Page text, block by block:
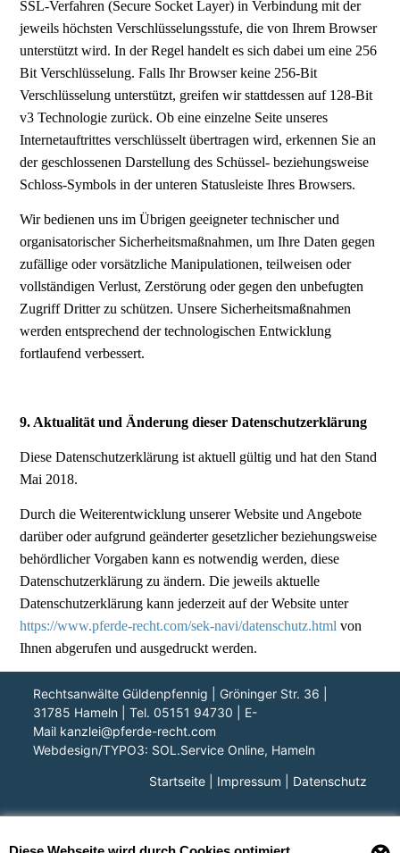
SSL-Verfahren (Secure Socket Layer) in Verbindung mit der
jeweils höchsten Verschlüsselungsstufe, die von Ihrem Browser
unterstützt wird. In der Regel handelt es sich dabei um eine 256
Bit Verschlüsselung. Falls Ihr Browser keine 256-Bit
Verschlüsselung unterstützt, greifen wir stattdessen auf 128-Bit
v3 Technologie zurück. Ob eine einzelne Seite unseres
Internetauftrittes verschlüsselt übertragen wird, erkennen Sie an
der geschlossenen Darstellung des Schüssel- beziehungsweise
Schloss-Symbols in der unteren Statusleiste Ihres Browsers.
Wir bedienen uns im Übrigen geeigneter technischer und
organisatorischer Sicherheitsmaßnahmen, um Ihre Daten gegen
zufällige oder vorsätzliche Manipulationen, teilweisen oder
vollständigen Verlust, Zerstörung oder gegen den unbefugten
Zugriff Dritter zu schützen. Unsere Sicherheitsmaßnahmen
werden entsprechend der technologischen Entwicklung
fortlaufend verbessert.
9. Aktualität und Änderung dieser Datenschutzerklärung
Diese Datenschutzerklärung ist aktuell gültig und hat den Stand
Mai 2018.
Durch die Weiterentwicklung unserer Website und Angebote
darüber oder aufgrund geänderter gesetzlicher beziehungsweise
behördlicher Vorgaben kann es notwendig werden, diese
Datenschutzerklärung zu ändern. Die jeweils aktuelle
Datenschutzerklärung kann jederzeit auf der Website unter
https://www.pferde-recht.com/sek-navi/datenschutz.html von
Ihnen abgerufen und ausgedruckt werden.
Rechtsanwälte Güldenpfennig | Gröninger Str. 36 |
31785 Hameln | Tel. 05151 94730 | E-
Mail kanzlei@pferde-recht.com
Webdesign/TYPO3: SOL.Service Online, Hameln
Startseite| Impressum Datenschutz